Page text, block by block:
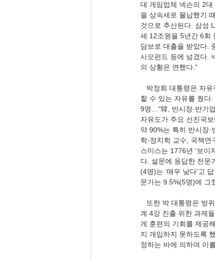
대 게임업체 넥슨의 2
을 상속세로 물납했기
것으로 추산된다. 삼성
세 12조원을 5년간 6회
담보로 대출을 받았다.
사모펀드 등에 넘겼다.
의 상황은 면했다.”
할 수 있는 자유를 줬다
9명…"韓, 반시장·반기
자유도가 주요 선진국
약 90%는 특히 반시장
학·정치학 교수, 국책
스미스는 1776년 ‘보이
다. 설문에 응답한 전문
(4명)는 ‘매우 낮다’고
문가는 9.5%(5명)에 그
계 4강 진출 위한 과제
게 훈련의 기회를 제공
지 개입하지 못하도록
정하는 바에 의하여 이